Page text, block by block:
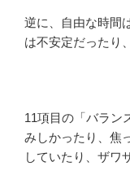
逆に、自由な時間
は不安定だったり、
11項目の「バラン
みしかったり、焦
していたり、ザワ